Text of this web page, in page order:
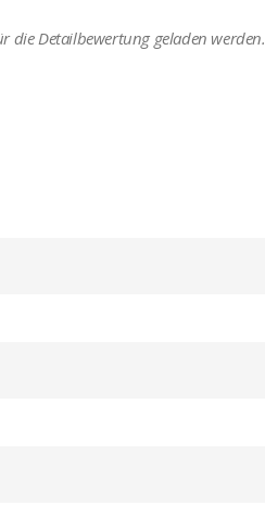
die Detailbewertung geladen werden.